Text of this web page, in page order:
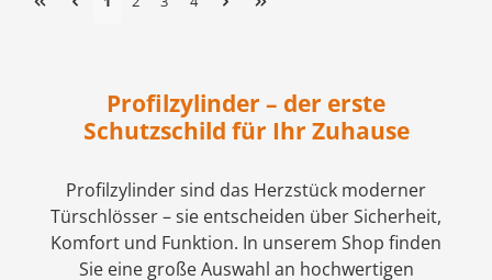
Profilzylinder – der erste
Schutzschild für Ihr Zuhause
Profilzylinder sind das Herzstück moderner
Türschlösser – sie entscheiden über Sicherheit,
Komfort und Funktion. In unserem Shop finden
Sie eine große Auswahl an hochwertigen